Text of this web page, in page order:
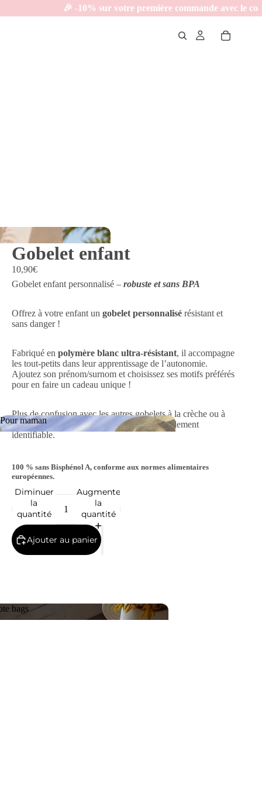
🎉 -10% sur votre première commande
Pour maman
Pour maman
bags
Gobelet enfant
10,90€
Gobelet enfant personnalisé – robuste et sans BPA
Offrez à votre enfant un gobelet personnalisé résistant et
sans danger !
Fabriqué en polymère blanc ultra-résistant, il accompagne
les tout-petits dans leur apprentissage de l’autonomie.
Ajoutez son prénom/surnom et choisissez ses motifs préférés
pour en faire un cadeau unique !
Plus de confusion avec les autres gobelets à la crèche ou à
l’école : avec son prénom dessus, il sera facilement
identifiable.
100 % sans Bisphénol A, conforme aux normes alimentaires
européennes.
Diminuer
la
quantité
Augmenter
la
quantité
Ajouter au panier